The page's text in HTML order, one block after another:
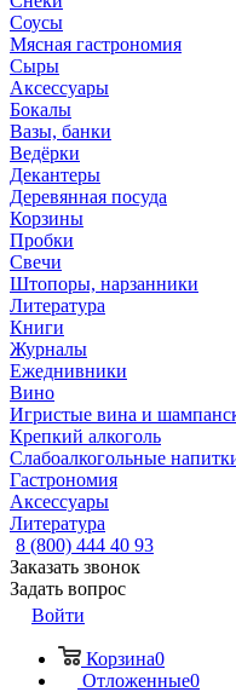
Соусы
Мясная гастрономия
Сыры
Аксессуары
Бокалы
Вазы, банки
Ведёрки
Декантеры
Деревянная посуда
Корзины
Пробки
Свечи
Штопоры, нарзанники
Литература
Книги
Журналы
Ежеднивники
Вино
Игристые вина и
Крепкий алкоголь
Слабоалкогольные
Гастрономия
Аксессуары
Литература
8 (800) 444 40 93
Заказать звонок
Задать вопрос
Войти
Корзина0
Отложенные0